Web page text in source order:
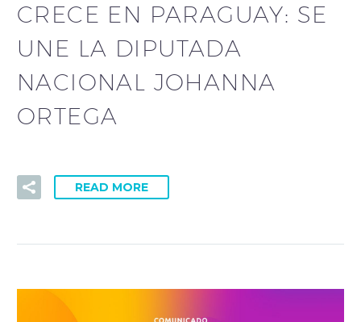
CRECE EN PARAGUAY: SE
UNE LA DIPUTADA
NACIONAL JOHANNA
ORTEGA
READ MORE